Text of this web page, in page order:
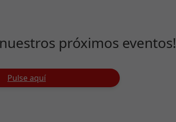
próximos eventos!
Pulse aquí